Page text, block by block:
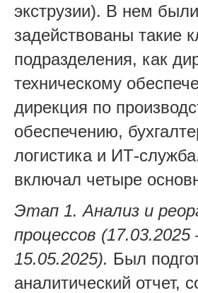
экструзии). В нем были
задействованы такие
подразделения, как
техническому
дирекция по
обеспечению,
логистика и ИТ-
включал четыре
Этап 1. Анализ и
процессов (17.03.2025
15.05.2025). Был
аналитический отчет,